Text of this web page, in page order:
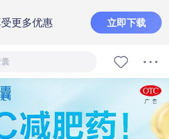
更多优惠 立即下载